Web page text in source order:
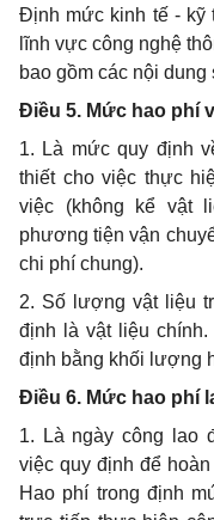
Định mức kinh tế - kỹ
lĩnh vực công nghệ
bao gồm các nội dung
Điều 5. Mức hao phí
1. Là mức quy định
thiết cho việc thực
việc (không kể vật
phương tiện vận
chi phí chung).
2. Số lượng vật liệu
định là vật liệu
định bằng khối lượng
Điều 6. Mức hao phí
1. Là ngày công lao
việc quy định để
Hao phí trong định